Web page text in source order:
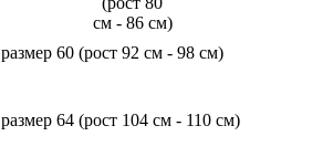
размер 60 (рост 92 см - 98 см)
размер 64 (рост 104 см - 110 см)